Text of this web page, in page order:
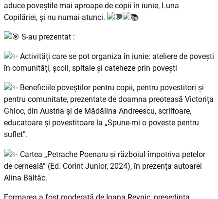
aduce poveștile mai aproape de copii în iunie, Luna
Copilăriei, și nu numai atunci.
S-au prezentat :
Activități care se pot organiza în iunie: ateliere de povești
în comunități, școli, spitale și cateheze prin povești
Beneficiile poveștilor pentru copii, pentru povestitori și
pentru comunitate, prezentate de doamna preoteasă Victorița
Ghioc, din Austria și de Mădălina Andreescu, scriitoare,
educatoare și povestitoare la „Spune-mi o poveste pentru
suflet”.
Cartea „Petrache Poenaru și războiul împotriva petelor
de cerneală” (Ed. Corint Junior, 2024), în prezența autoarei
Alina Bâltâc.